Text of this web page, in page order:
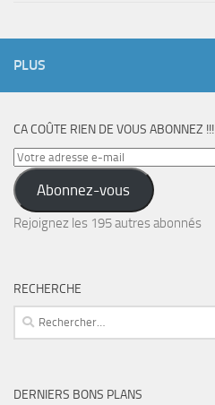
PLUS
CA COÛTE RIEN DE VOUS ABONNEZ !!!
Votre
adresse
e-
mail
Abonnez-vous
Rejoignez les 195 autres abonnés
RECHERCHE
Rechercher :
DERNIERS BONS PLANS